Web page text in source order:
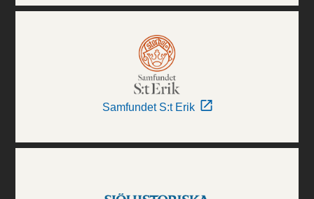
Samfundet S:t Erik